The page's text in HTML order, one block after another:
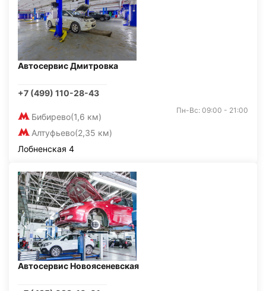
Автосервис Дмитровка
+7 (499) 110-28-43
Бибирево(1,6 км)
Алтуфьево(2,35 км)
Пн-Вс: 09:00 - 21:00
Лобненская 4
Автосервис Новоясеневская